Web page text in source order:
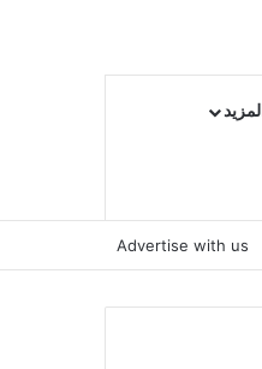
المزيد
Advertise with us